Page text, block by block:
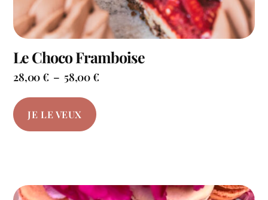
Le Choco Framboise
28,00€ – 58,00€
JE LE VEUX